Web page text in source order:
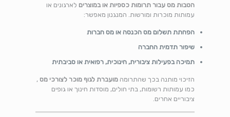
הטבות מס עבור תרומות כספיות או במוצרים לארגונים או
עמותות מוכרות ומורשות. המנגנון מאפשר:
הפחתת תשלום מס הכנסה או מס חברות
שיפור תדמית החברה
תמיכה בפעילות ציבורית, חינוכית, רפואית או סביבתית
הזיכוי מותנה בכך שהתרומהמועברת לגוף מוכר לצורכי מס,
כמו עמותות רשומות, בתי חולים, מוסדות חינוך או גופים
ציבוריים אחרים.